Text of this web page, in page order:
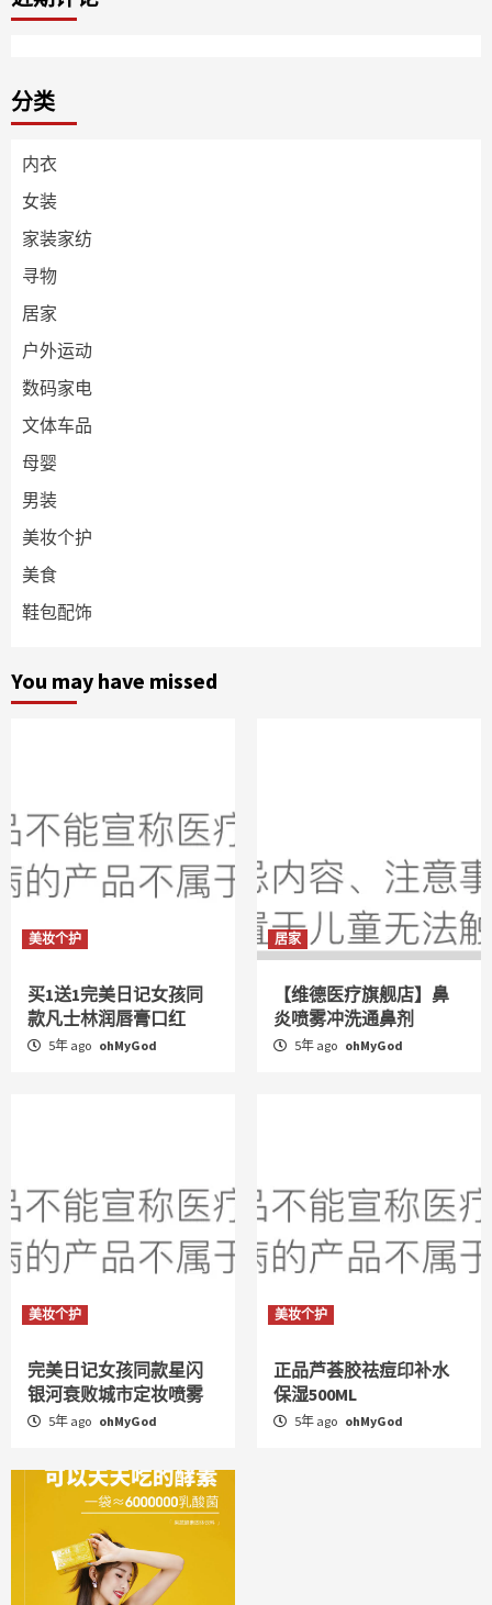
分类
内衣
女装
家装家纺
寻物
居家
户外运动
数码家电
文体车品
母婴
男装
美妆个护
美食
鞋包配饰
You may have missed
美妆个护
买1送1完美日记女孩同
款凡士林润唇膏口红
5年 ago ohMyGod
居家
【维德医疗旗舰店】鼻
炎喷雾冲洗通鼻剂
5年 ago ohMyGod
美妆个护
完美日记女孩同款星闪
银河衰败城市定妆喷雾
5年 ago ohMyGod
美妆个护
正品芦荟胶祛痘印补水
保湿500ML
5年 ago ohMyGod